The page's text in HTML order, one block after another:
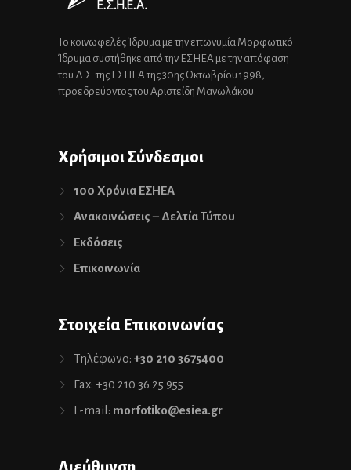
Το κοινωφελές Ίδρυμα με την επωνυμία Μορφωτικό
Ίδρυμα συστήθηκε από την ΕΣΗΕΑ με την απόφαση
του Δ.Σ. της ΕΣΗΕΑ της 30ης Οκτωβρίου 1998,
προεδρεύοντος του Αριστείδη Μανωλάκου.
Χρήσιμοι Σύνδεσμοι
100 Χρόνια ΕΣΗΕΑ
Ανακοινώσεις – Δελτία Τύπου
Εκδόσεις
Επικοινωνία
Στοιχεία Επικοινωνίας
Τηλέφωνο: +30 210 3675400
Fax: +30 210 36 25 955
E-mail: morfotiko@esiea.gr
Διεύθυνση